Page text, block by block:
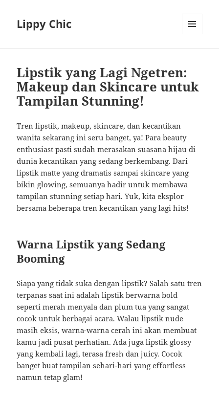
Lippy Chic
Lipstik yang Lagi Ngetren:
Makeup dan Skincare untuk
Tampilan Stunning!
Tren lipstik, makeup, skincare, dan kecantikan
wanita sekarang ini seru banget, ya! Para beauty
enthusiast pasti sudah merasakan suasana hijau di
dunia kecantikan yang sedang berkembang. Dari
lipstik matte yang dramatis sampai skincare yang
bikin glowing, semuanya hadir untuk membawa
tampilan stunning setiap hari. Yuk, kita eksplor
bersama beberapa tren kecantikan yang lagi hits!
Warna Lipstik yang Sedang
Booming
Siapa yang tidak suka dengan lipstik? Salah satu tren
terpanas saat ini adalah lipstik berwarna bold
seperti merah menyala dan plum tua yang sangat
cocok untuk berbagai acara. Walau lipstik nude
masih eksis, warna-warna cerah ini akan membuat
kamu jadi pusat perhatian. Ada juga lipstik glossy
yang kembali lagi, terasa fresh dan juicy. Cocok
banget buat tampilan sehari-hari yang effortless
namun tetap glam!